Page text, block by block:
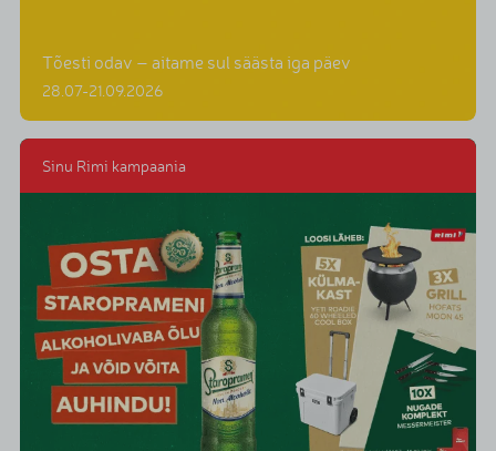
Tõesti odav – aitame sul säästa iga päev
28.07-21.09.2026
Sinu Rimi kampaania